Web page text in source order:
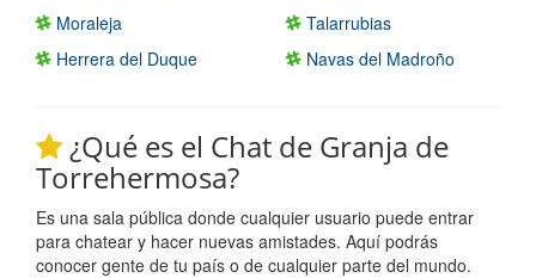
Moraleja
Talarrubias
Herrera del Duque
Navas del Madroño
¿Qué es el Chat de Granja de
Torrehermosa?
Es una sala pública donde cualquier usuario puede entrar
para chatear y hacer nuevas amistades. Aquí podrás
conocer gente de tu país o de cualquier parte del mundo.